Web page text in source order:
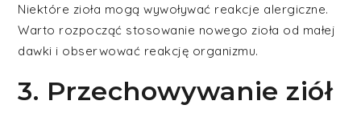
Niektóre zioła mogą wywoływać reakcje alergiczne.
Warto rozpocząć stosowanie nowego zioła od małej
dawki i obserwować reakcję organizmu.
3. Przechowywanie ziół